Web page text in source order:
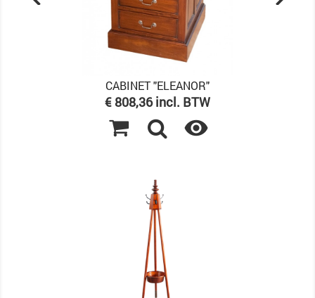
CABINET "ELEANOR"
Prijs
€ 808,36 incl. BTW
